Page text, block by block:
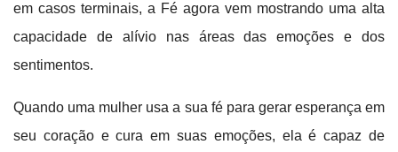
em casos terminais, a Fé agora vem mostrando uma alta
capacidade de alívio nas áreas das emoções e dos
sentimentos.
Quando uma mulher usa a sua fé para gerar esperança em
seu coração e cura em suas emoções, ela é capaz de